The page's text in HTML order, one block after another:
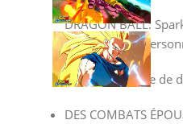
DRAGON BALL:
incroyable de
Incarnez la force de
DES COMBATS